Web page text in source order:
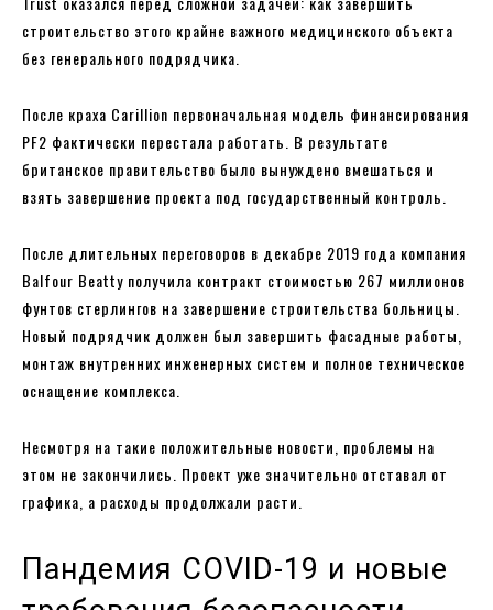
строительство этого крайне важного медицинского объекта
без генерального подрядчика.
После краха Carillion первоначальная модель финансирования
PF2 фактически перестала работать. В результате
британское правительство было вынуждено вмешаться и
взять завершение проекта под государственный контроль.
После длительных переговоров в декабре 2019 года компания
Balfour Beatty получила контракт стоимостью 267 миллионов
фунтов стерлингов на завершение строительства больницы.
Новый подрядчик должен был завершить фасадные работы,
монтаж внутренних инженерных систем и полное техническое
оснащение комплекса.
Несмотря на такие положительные новости, проблемы на
этом не закончились. Проект уже значительно отставал от
графика, а расходы продолжали расти.
Пандемия COVID-19 и новые